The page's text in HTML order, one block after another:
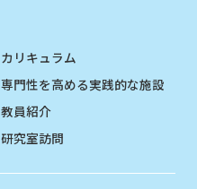
カリキュラム
専門性を高める実践的な施設
教員紹介
研究室訪問